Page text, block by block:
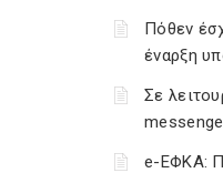
Πόθεν
έναρξη
Σε
e-ΕΦΚΑ: